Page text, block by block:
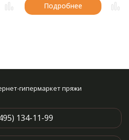
Подробнее
гипермаркет пряжи
134-11-99